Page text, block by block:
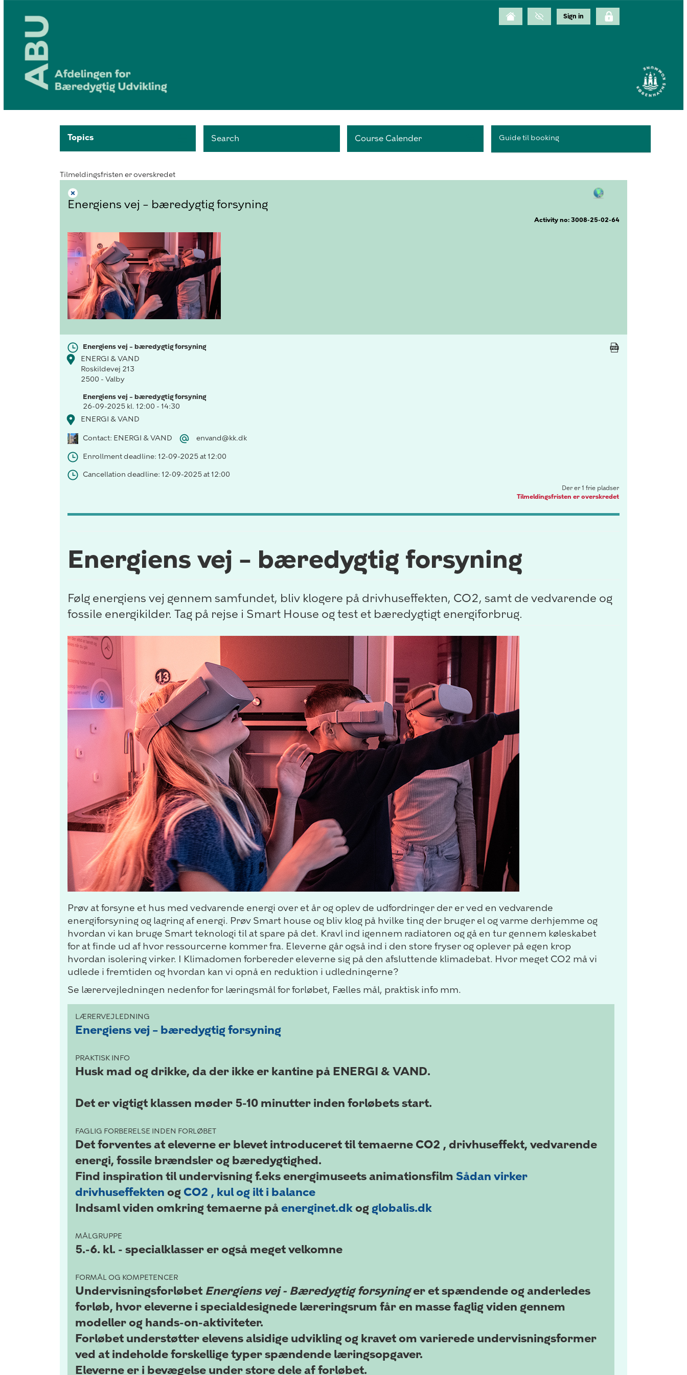
Topics Search Course Calender Guide til booking
Tilmeldingsfristen er overskredet
Energiens vej – bæredygtig forsyning
Activity no: 3008-25-02-64
Energiens vej – bæredygtig forsyning
ENERGI & VAND
Roskildevej 213
2500 - Valby
Energiens vej – bæredygtig forsyning
26-09-2025 kl. 12:00 - 14:30
ENERGI & VAND
Contact: ENERGI & VAND envand@kk.dk
Enrollment deadline: 12-09-2025 at 12:00
Cancellation deadline: 12-09-2025 at 12:00
Der er 1 frie pladser
Tilmeldingsfristen er overskredet
Energiens vej – bæredygtig forsyning
Følg energiens vej gennem samfundet, bliv klogere på drivhuseffekten, CO2, samt de vedvarende og
fossile energikilder. Tag på rejse i Smart House og test et bæredygtigt energiforbrug.
Prøv at forsyne et hus med vedvarende energi over et år og oplev de udfordringer der er ved en vedvarende
energiforsyning og lagring af energi. Prøv Smart house og bliv klog på hvilke ting der bruger el og varme derhjemme og
hvordan vi kan bruge Smart teknologi til at spare på det. Kravl ind igennem radiatoren og gå en tur gennem køleskabet
for at finde ud af hvor ressourcerne kommer fra. Eleverne går også ind i den store fryser og oplever på egen krop
hvordan isolering virker. I Klimadomen forbereder eleverne sig på den afsluttende klimadebat. Hvor meget CO2 må vi
udlede i fremtiden og hvordan kan vi opnå en reduktion i udledningerne?
Se lærervejledningen nedenfor for læringsmål for forløbet, Fælles mål, praktisk info mm.
LÆRERVEJLEDNING
Energiens vej – bæredygtig forsyning
PRAKTISK INFO
Husk mad og drikke, da der ikke er kantine på ENERGI & VAND.
Det er vigtigt klassen møder 5-10 minutter inden forløbets start.
FAGLIG FORBERELSE INDEN FORLØBET
Det forventes at eleverne er blevet introduceret til temaerne CO2 , drivhuseffekt, vedvarende
energi, fossile brændsler og bæredygtighed.
Find inspiration til undervisning f.eks energimuseets animationsfilm Sådan virker
drivhuseffekten og CO2 , kul og ilt i balance
Indsaml viden omkring temaerne påenerginet.dkogglobalis.dk
MÅLGRUPPE
5.-6. kl. - specialklasser er også meget velkomne
FORMÅL OG KOMPETENCER
Undervisningsforløbet Energiens vej - Bæredygtig forsyninger et spændende og anderledes
forløb, hvor eleverne i specialdesignede læreringsrum får en masse faglig viden gennem
modeller og hands-on-aktiviteter.
Forløbet understøtter elevens alsidige udvikling og kravet om varierede undervisningsformer
ved at indeholde forskellige typer spændende læringsopgaver.
Eleverne er i bevægelse under store dele af forløbet.